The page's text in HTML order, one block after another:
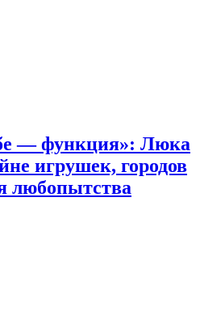
— функция»: Люка
игрушек, городов
любопытства